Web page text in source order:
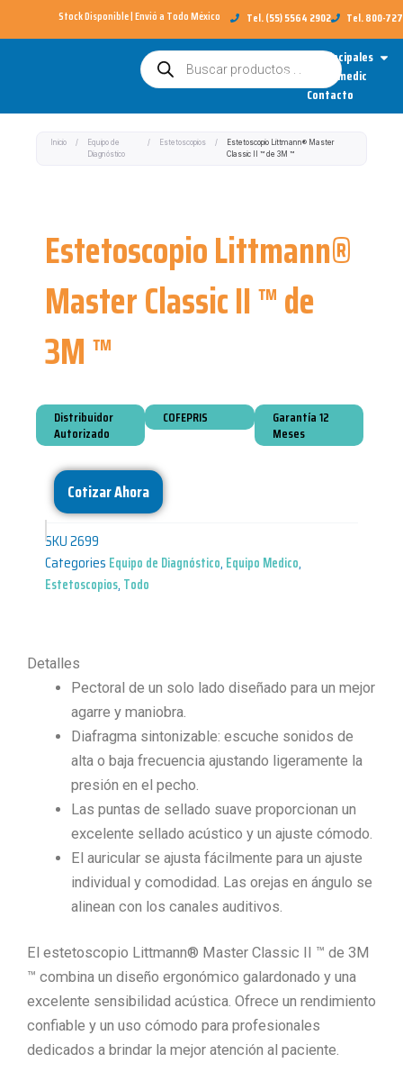
al
Stock Disponible | Envió a Todo México​ Tel. (55) 5564 2902 Tel. 800-
Búsqueda
de
productos
Categorías Principales
Sobre Redimedic
Contacto
Inicio /
Equipo de
Diagnóstico
/ Estetoscopios /
Estetoscopio Littmann® Master
Classic II ™ de 3M ™
Estetoscopio Littmann®
Master Classic II ™ de
3M ™
Distribuidor
Autorizado
COFEPRIS
Garantía 12
Meses
Cotizar Ahora
SKU2699
Categories Equipo de Diagnóstico, Equipo Medico,
Estetoscopios, Todo
Detalles
Pectoral de un solo lado diseñado para un mejor
agarre y maniobra.
Diafragma sintonizable: escuche sonidos de
alta o baja frecuencia ajustando ligeramente la
presión en el pecho.
Las puntas de sellado suave proporcionan un
excelente sellado acústico y un ajuste cómodo.
El auricular se ajusta fácilmente para un ajuste
individual y comodidad. Las orejas en ángulo se
alinean con los canales auditivos.
El estetoscopio Littmann® Master Classic II ™ de 3M
™ combina un diseño ergonómico galardonado y una
excelente sensibilidad acústica. Ofrece un rendimiento
confiable y un uso cómodo para profesionales
dedicados a brindar la mejor atención al paciente.